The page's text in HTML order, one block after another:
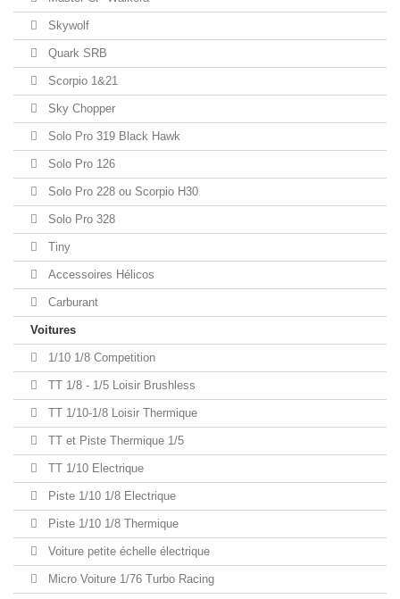
Skywolf
Quark SRB
Scorpio 1&21
Sky Chopper
Solo Pro 319 Black Hawk
Solo Pro 126
Solo Pro 228 ou Scorpio H30
Solo Pro 328
Tiny
Accessoires Hélicos
Carburant
Voitures
1/10 1/8 Competition
TT 1/8 - 1/5 Loisir Brushless
TT 1/10-1/8 Loisir Thermique
TT et Piste Thermique 1/5
TT 1/10 Electrique
Piste 1/10 1/8 Electrique
Piste 1/10 1/8 Thermique
Voiture petite échelle électrique
Micro Voiture 1/76 Turbo Racing